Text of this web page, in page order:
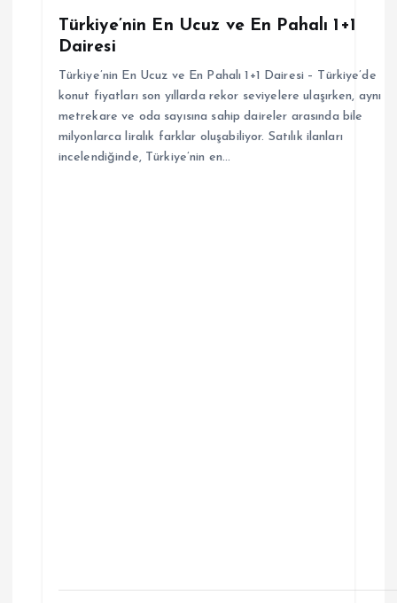
Türkiye’nin En Ucuz ve En Pahalı 1+1
Dairesi
Türkiye’nin En Ucuz ve En Pahalı 1+1 Dairesi – Türkiye’de
konut fiyatları son yıllarda rekor seviyelere ulaşırken, aynı
metrekare ve oda sayısına sahip daireler arasında bile
milyonlarca liralık farklar oluşabiliyor. Satılık ilanları
incelendiğinde, Türkiye’nin en…